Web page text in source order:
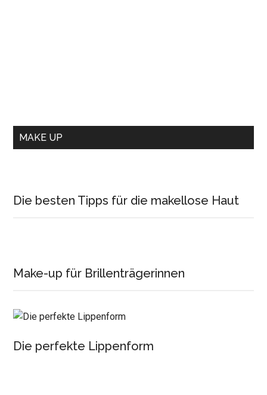
MAKE UP
Die besten Tipps für die makellose Haut
Make-up für Brillenträgerinnen
Die perfekte Lippenform